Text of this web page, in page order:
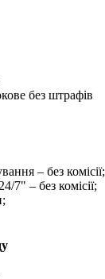
без штрафів
– без комісії;
7" – без комісії;